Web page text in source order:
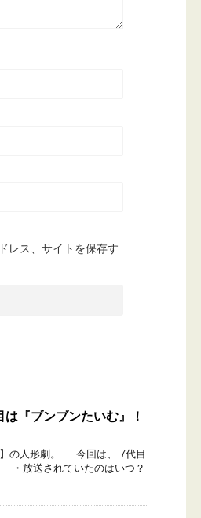
レス、サイトを保存す
『ブンブンたいむ』！
】の人形劇。 今回は、 7代目
・放送されていたのはいつ？